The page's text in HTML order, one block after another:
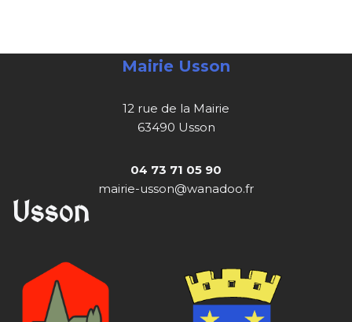
Mairie Usson
12 rue de la Mairie
63490 Usson
04 73 71 05 90
mairie-usson@wanadoo.fr
Usson